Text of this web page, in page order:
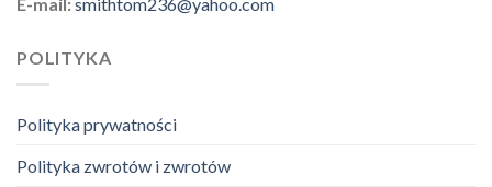
POLITYKA
Polityka prywatności
Polityka zwrotów i zwrotów